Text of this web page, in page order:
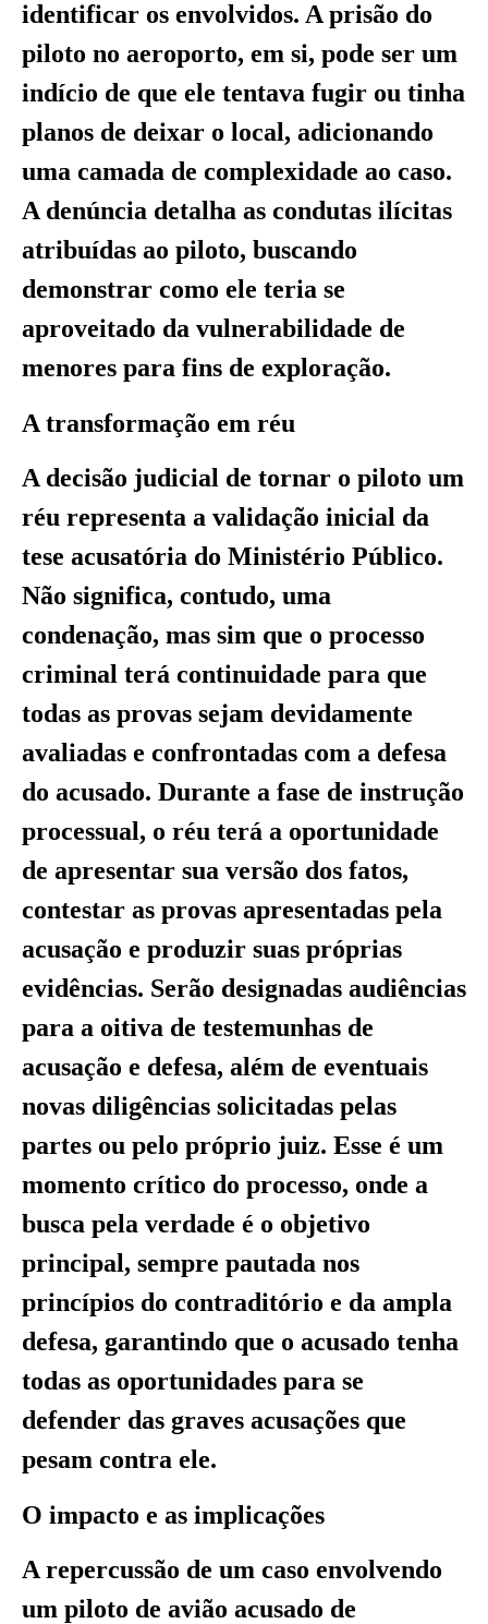
identificar os envolvidos. A prisão do
piloto no aeroporto, em si, pode ser um
indício de que ele tentava fugir ou tinha
planos de deixar o local, adicionando
uma camada de complexidade ao caso.
A denúncia detalha as condutas ilícitas
atribuídas ao piloto, buscando
demonstrar como ele teria se
aproveitado da vulnerabilidade de
menores para fins de exploração.
A transformação em réu
A decisão judicial de tornar o piloto um
réu representa a validação inicial da
tese acusatória do Ministério Público.
Não significa, contudo, uma
condenação, mas sim que o processo
criminal terá continuidade para que
todas as provas sejam devidamente
avaliadas e confrontadas com a defesa
do acusado. Durante a fase de instrução
processual, o réu terá a oportunidade
de apresentar sua versão dos fatos,
contestar as provas apresentadas pela
acusação e produzir suas próprias
evidências. Serão designadas audiências
para a oitiva de testemunhas de
acusação e defesa, além de eventuais
novas diligências solicitadas pelas
partes ou pelo próprio juiz. Esse é um
momento crítico do processo, onde a
busca pela verdade é o objetivo
principal, sempre pautada nos
princípios do contraditório e da ampla
defesa, garantindo que o acusado tenha
todas as oportunidades para se
defender das graves acusações que
pesam contra ele.
O impacto e as implicações
A repercussão de um caso envolvendo
um piloto de avião acusado de